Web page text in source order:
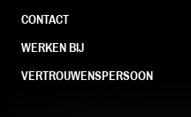
CONTACT
WERKEN BIJ
VERTROUWENSPERSOON